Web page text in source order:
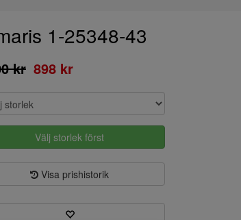
1-25348-43
kr 898 kr
Välj storlek först
Visa prishistorik